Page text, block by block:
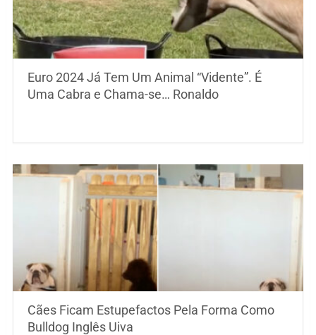
Euro 2024 Já Tem Um Animal “Vidente”. É
Uma Cabra e Chama-se… Ronaldo
Cães Ficam Estupefactos Pela Forma Como
Bulldog Inglês Uiva